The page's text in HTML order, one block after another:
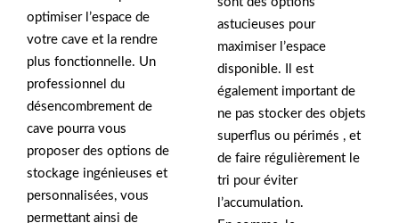
optimiser l’espace de
votre cave et la rendre
plus fonctionnelle. Un
professionnel du
désencombrement de
cave pourra vous
proposer des options de
stockage ingénieuses et
personnalisées, vous
permettant ainsi de
astucieuses pour
maximiser l’espace
disponible. Il est
également important de
ne pas stocker des objets
superflus ou périmés , et
de faire régulièrement le
tri pour éviter
l’accumulation.